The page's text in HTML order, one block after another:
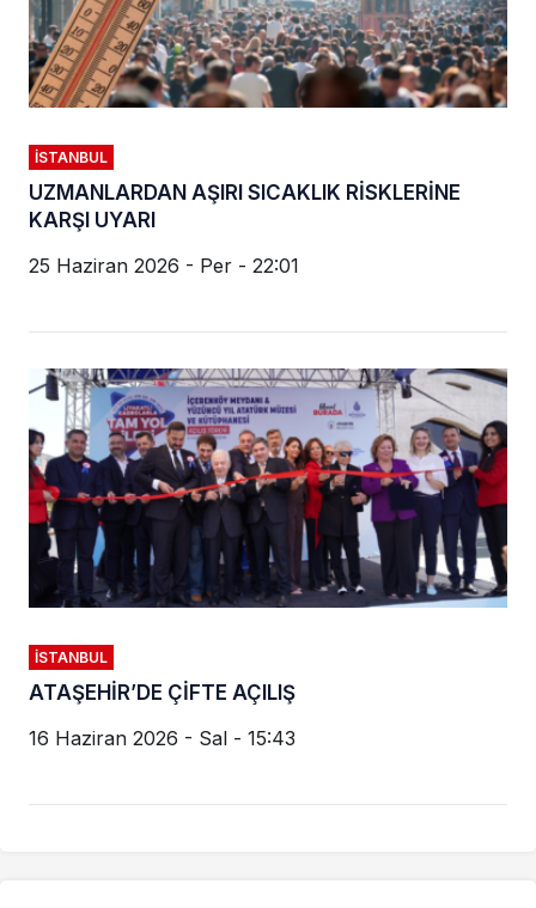
İSTANBUL
UZMANLARDAN AŞIRI SICAKLIK RİSKLERİNE
KARŞI UYARI
25 Haziran 2026 - Per - 22:01
İSTANBUL
ATAŞEHİR’DE ÇİFTE AÇILIŞ
16 Haziran 2026 - Sal - 15:43